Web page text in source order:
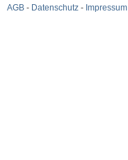
AGB - Datenschutz - Impressum